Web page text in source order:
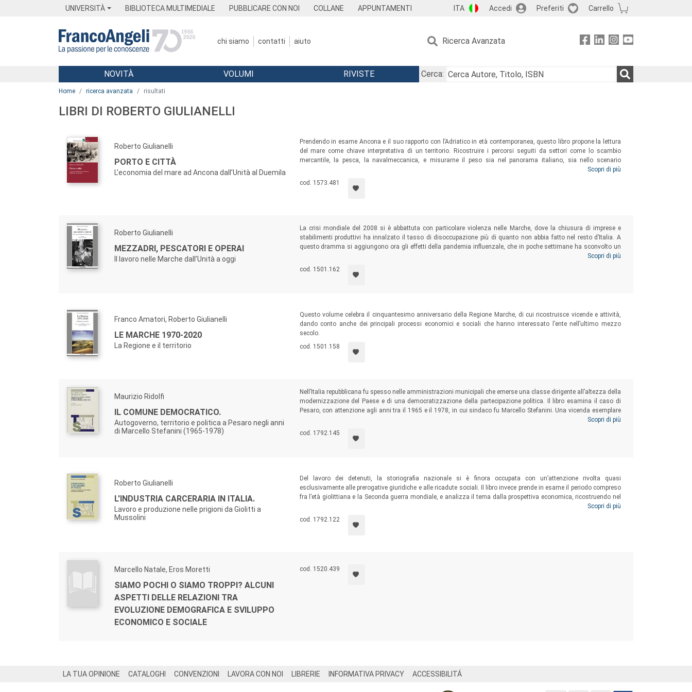
UNIVERSITÀ BIBLIOTECA MULTIMEDIALE PUBBLICARE CON NOI COLLANE APPUNTAMENTI ITA Accedi Preferiti Carrello
chi siamo contatti aiuto Ricerca Avanzata
Menu
NOVITÀ VOLUMI RIVISTE
Cerca:
Home ricerca avanzata risultati
LIBRI DI ROBERTO GIULIANELLI
Roberto Giulianelli
PORTO E CITTÀ
L’economia del mare ad Ancona dall’Unità al Duemila
Prendendo in esame Ancona e il suo rapporto con l’Adriatico in età contemporanea, questo libro propone la lettura
del mare come chiave interpretativa di un territorio. Ricostruire i percorsi seguiti da settori come lo scambio
mercantile, la pesca, la navalmeccanica, e misurarne il peso sia nel panorama italiano, sia nello scenario
internazionale, rappresentano gli obiettivi di un’indagine che abbraccia un secolo e mezzo di storia, facendo leva
su una larga ricognizione bibliografica e un profondo scavo archivistico.
Scopri di più
cod. 1573.481
Roberto Giulianelli
MEZZADRI, PESCATORI E OPERAI
Il lavoro nelle Marche dall’Unità a oggi
La crisi mondiale del 2008 si è abbattuta con particolare violenza nelle Marche, dove la chiusura di imprese e
stabilimenti produttivi ha innalzato il tasso di disoccupazione più di quanto non abbia fatto nel resto d’Italia. A
questo dramma si aggiungono ora gli effetti della pandemia influenzale, che in poche settimane ha sconvolto un
assetto già precario, con previsioni ben peggiori per i mesi a venire. Un motivo per riflettere sulla lunga strada
percorsa dal lavoro nelle Marche a partire dall’Unità.
Scopri di più
cod. 1501.162
Franco Amatori, Roberto Giulianelli
LE MARCHE 1970-2020
La Regione e il territorio
Questo volume celebra il cinquantesimo anniversario della Regione Marche, di cui ricostruisce vicende e attività,
dando conto anche dei principali processi economici e sociali che hanno interessato l’ente nell’ultimo mezzo
secolo.
cod. 1501.158
Maurizio Ridolfi
IL COMUNE DEMOCRATICO.
Autogoverno, territorio e politica a Pesaro negli anni
di Marcello Stefanini (1965-1978)
Nell’Italia repubblicana fu spesso nelle amministrazioni municipali che emerse una classe dirigente all’altezza della
modernizzazione del Paese e di una democratizzazione della partecipazione politica. Il libro esamina il caso di
Pesaro, con attenzione agli anni tra il 1965 e il 1978, in cui sindaco fu Marcello Stefanini. Una vicenda esemplare
degli anni della “grande trasformazione”, attraverso un forte nesso tra tradizioni civiche e culture di governo
municipale, classi dirigenti e sviluppo della società locale.
Scopri di più
cod. 1792.145
Roberto Giulianelli
L'INDUSTRIA CARCERARIA IN ITALIA.
Lavoro e produzione nelle prigioni da Giolitti a
Mussolini
Del lavoro dei detenuti, la storiografia nazionale si è finora occupata con un’attenzione rivolta quasi
esclusivamente alle prerogative giuridiche e alle ricadute sociali. Il libro invece prende in esame il periodo compreso
fra l’età giolittiana e la Seconda guerra mondiale, e analizza il tema dalla prospettiva economica, ricostruendo nel
dettaglio la struttura e le dinamiche interne dell’industria carceraria italiana, così come il suo conflittuale rapporto
con il mercato.
Scopri di più
cod. 1792.122
Marcello Natale, Eros Moretti
SIAMO POCHI O SIAMO TROPPI? ALCUNI
ASPETTI DELLE RELAZIONI TRA
EVOLUZIONE DEMOGRAFICA E SVILUPPO
ECONOMICO E SOCIALE
cod. 1520.439
LA TUA OPINIONE CATALOGHI CONVENZIONI LAVORA CON NOI LIBRERIE INFORMATIVA PRIVACY ACCESSIBILITÁ